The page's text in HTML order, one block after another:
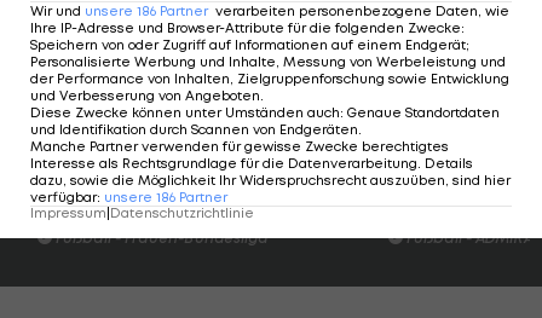
Bayern drehen
Rückstand
imposant in
Deutsche Bundesliga
HIGHLIGHTS: LASK - SK Sturm Graz
Fußball - Frauen-Bundesliga
FC Blau-Weiß Linz
Fußball -
Wir und unsere 186 Partner verarbeiten personenbezogene Daten, wie
Ihre IP-Adresse und Browser-Attribute für die folgenden Zwecke:
Speichern von oder Zugriff auf Informationen auf einem Endgerät;
Personalisierte Werbung und Inhalte, Messung von Werbeleistung und
der Performance von Inhalten, Zielgruppenforschung sowie Entwicklung
und Verbesserung von Angeboten
Diese Zwecke können unter Umständen auch: Genaue Standortdaten
und Identifikation durch Scannen von Endgeräten
Manche Partner verwenden für gewisse Zwecke berechtigtes
Interesse als Rechtsgrundlage für die Datenverarbeitung. Details
dazu, sowie die Möglichkeit Ihr Widerspruchsrecht auszuüben, sind hier
verfügbar: unsere 186 Partner
Impressum|Datenschutzrichtlinie